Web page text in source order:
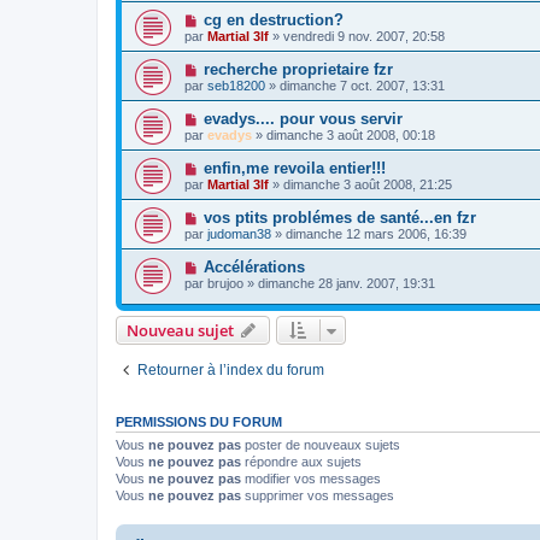
cg en destruction?
par Martial 3lf » vendredi 9 nov. 2007, 20:58
recherche proprietaire fzr
par seb18200 » dimanche 7 oct. 2007, 13:31
evadys.... pour vous servir
par evadys » dimanche 3 août 2008, 00:18
enfin,me revoila entier!!!
par Martial 3lf » dimanche 3 août 2008, 21:25
vos ptits problémes de santé...en fzr
par judoman38 » dimanche 12 mars 2006, 16:39
Accélérations
par brujoo » dimanche 28 janv. 2007, 19:31
Nouveau sujet
Retourner à l’index du forum
PERMISSIONS DU FORUM
Vous ne pouvez pas poster de nouveaux sujets
Vous ne pouvez pas répondre aux sujets
Vous ne pouvez pas modifier vos messages
Vous ne pouvez pas supprimer vos messages